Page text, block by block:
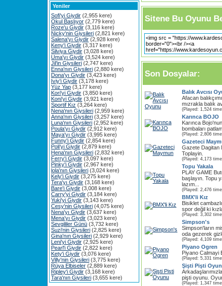
Yeniler
Sofi'yi Giydir (2,955 kere)
Okul Başlıyor (2,779 kere)
Roze'u Giydir (3,116 kere)
Nicky'nin Giysileri (2,821 kere)
Salena'yı Giydir (2,928 kere)
Keny'i Giydir (3,317 kere)
Silviya Giydir (3,028 kere)
Uma'yı Giydir (3,524 kere)
Jil'in Giysileri (2,747 kere)
Enna'nın Giysileri (2,880 kere)
Dona'yı Giydir (3,423 kere)
Iviy'i Giydir (3,178 kere)
Yüz Yap (3,177 kere)
Kori'yi Giydir (3,850 kere)
Koni'yi Giydir (3,921 kere)
Sportif Kız (3,264 kere)
Nena'nın Giysileri (2,959 kere)
Anna'nın Giysileri (3,257 kere)
Luna'nın Giysileri (2,952 kere)
Poula'yı Giydir (2,912 kere)
Maya'yı Giydir (3,995 kere)
Funny'i Giydir (2,854 kere)
Poli'yi Giydir (2,879 kere)
Hena'nın Giysileri (2,832 kere)
Ferry'i Giydir (3,097 kere)
Pinky'i Giydir (2,967 kere)
lola'nın Giysileri (3,024 kere)
Kely'i Giydir (3,275 kere)
Tera'yı Giydir (3,168 kere)
Bare'i Giydir (3,008 kere)
Carry'yi Giydir (3,184 kere)
Yuki'yi Giydir (3,143 kere)
Cesy'nin Giysileri (4,075 kere)
Nena'yı Giydir (3,637 kere)
Mena'yı Giydir (3,023 kere)
Sevgililer Günü (3,732 kere)
Suzi'nin Giysileri (2,825 kere)
Gina'nın Giysileri (2,929 kere)
Leni'yi Giydir (2,925 kere)
Pearl'i Giydir (2,822 kere)
Kety'i Giydir (3,076 kere)
Villy'nin Giysileri (3,775 kere)
Rüya Elbiseler (2,889 kere)
Ripley'i Giydir (3,168 kere)
Tara'nın Giysileri (3,655 kere)
Sitene Bu Oyunu
Son Dosyalar:
Balık Avcısı
Afacan
mızrakla balık
(Played: 1,524
Karınca BOJO
Karınca
bombaları
(Played: 2,806
Gazeteci
Gazete Dagitan
Toplayin.
(Played: 4,173
Topu Yakala
PLAY GAME
başlayın. Topu
lazım...
(Played: 2,476
BMX'li Kız
Bisiklet
spor değil ki
(Played: 3,302
Simpson's
Simpson'ların
oda gezerek
(Played: 4,109
Piyano Ogren
Piyano Calmayi
(Played: 5,331
Şişti Pişti
pişti oyunu.
(Played: 1,347